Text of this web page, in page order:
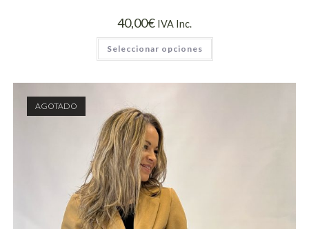
40,00€ IVA Inc.
Seleccionar opciones
AGOTADO